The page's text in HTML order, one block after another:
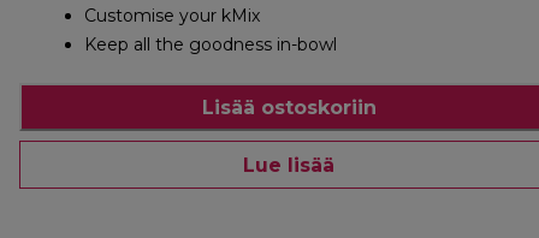
Customise your kMix
Keep all the goodness in-bowl
Lisää ostoskoriin
Lue lisää